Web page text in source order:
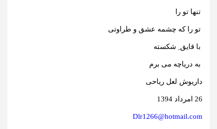
تنها تو را
تو را که چشمه عشق و طراوتی
با قایق ِ شکسته
به دریاچه می برم
داریوش لعل ریاحی
26 امرداد 1394
Dlr1266@hotmail.com